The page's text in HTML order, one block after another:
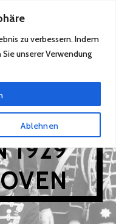
zu verbessern. Indem
unserer Verwendung
Ablehnen
1929